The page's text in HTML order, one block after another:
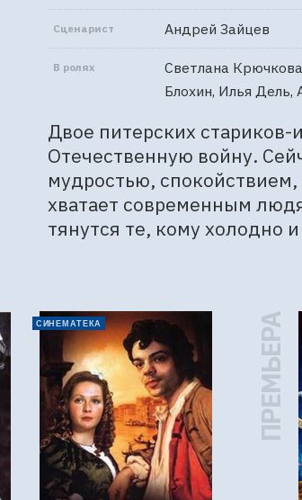
Сценарист Андрей Зайцев
В ролях
Светлана
Блохин, Илья
Двое питерских
Отечественную войну.
мудростью,
хватает современным
тянутся те, кому холодно
СИНЕМАТЕКА ПРЕМЬЕРА